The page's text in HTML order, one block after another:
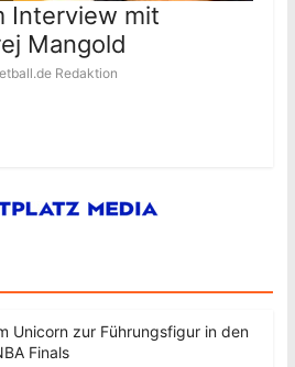
Interview mit
Mangold
Redaktion
Unicorn zur Führungsfigur in den
Finals